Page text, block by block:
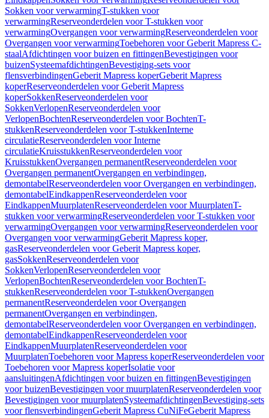
Sokken voor verwarmingT-stukken voor
verwarmingReserveonderdelen voor T-stukken voor
verwarmingOvergangen voor verwarmingReserveonderdelen voor
Overgangen voor verwarmingToebehoren voor Geberit Mapress C-
staalAfdichtingen voor buizen en fittingenBevestigingen voor
buizenSysteemafdichtingenBevestiging-sets voor
flensverbindingenGeberit Mapress koperGeberit Mapress
koperReserveonderdelen voor Geberit Mapress
koperSokkenReserveonderdelen voor
SokkenVerlopenReserveonderdelen voor
VerlopenBochtenReserveonderdelen voor BochtenT-
stukkenReserveonderdelen voor T-stukkenInterne
circulatieReserveonderdelen voor Interne
circulatieKruisstukkenReserveonderdelen voor
KruisstukkenOvergangen permanentReserveonderdelen voor
Overgangen permanentOvergangen en verbindingen,
demontabelReserveonderdelen voor Overgangen en verbindingen,
demontabelEindkappenReserveonderdelen voor
EindkappenMuurplatenReserveonderdelen voor MuurplatenT-
stukken voor verwarmingReserveonderdelen voor T-stukken voor
verwarmingOvergangen voor verwarmingReserveonderdelen voor
Overgangen voor verwarmingGeberit Mapress koper,
gasReserveonderdelen voor Geberit Mapress koper,
gasSokkenReserveonderdelen voor
SokkenVerlopenReserveonderdelen voor
VerlopenBochtenReserveonderdelen voor BochtenT-
stukkenReserveonderdelen voor T-stukkenOvergangen
permanentReserveonderdelen voor Overgangen
permanentOvergangen en verbindingen,
demontabelReserveonderdelen voor Overgangen en verbindingen,
demontabelEindkappenReserveonderdelen voor
EindkappenMuurplatenReserveonderdelen voor
MuurplatenToebehoren voor Mapress koperReserveonderdelen voor
Toebehoren voor Mapress koperIsolatie voor
aansluitingenAfdichtingen voor buizen en fittingenBevestigingen
voor buizenBevestigingen voor muurplatenReserveonderdelen voor
Bevestigingen voor muurplatenSysteemafdichtingenBevestiging-sets
voor flensverbindingenGeberit Mapress CuNiFeGeberit Mapress